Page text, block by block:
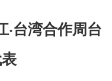
台湾合作周台